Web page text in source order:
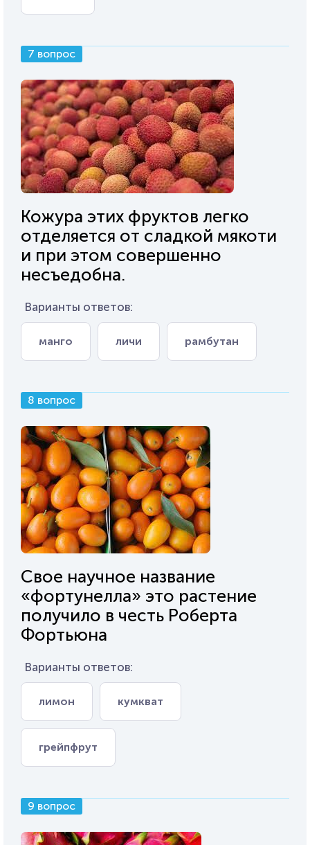
7 вопрос
Кожура этих фруктов легко
отделяется от сладкой мякоти
и при этом совершенно
несъедобна.
Варианты ответов:
манго личи рамбутан
8 вопрос
Свое научное название
«фортунелла» это растение
получило в честь Роберта
Фортьюна
Варианты ответов:
лимон кумкват
грейпфрут
9 вопрос